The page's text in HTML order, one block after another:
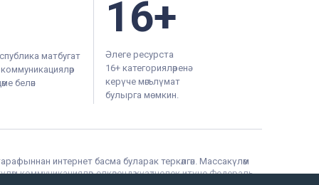
матбугат
коммуникацияләр
белән
16+
Әлеге ресурста
16+ категорияләренә
керүче мәгълүмат
булырга мөмкин.
интернет басма буларак теркәлгән. Массакүләм
коммуникацияләр өлкәсендә күзәтчелек итүче Федераль